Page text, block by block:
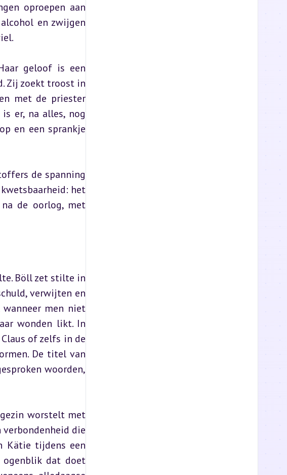
oproepen aan
en zwijgen
geloof is een
Zij zoekt troost in
met de priester
er, na alles, nog
en een sprankje
de spanning
het
na de oorlog, met
Böll zet stilte in
verwijten en
men niet
wonden likt. In
of zelfs in de
De titel van
woorden,
worstelt met
die
Kätie tijdens een
dat doet